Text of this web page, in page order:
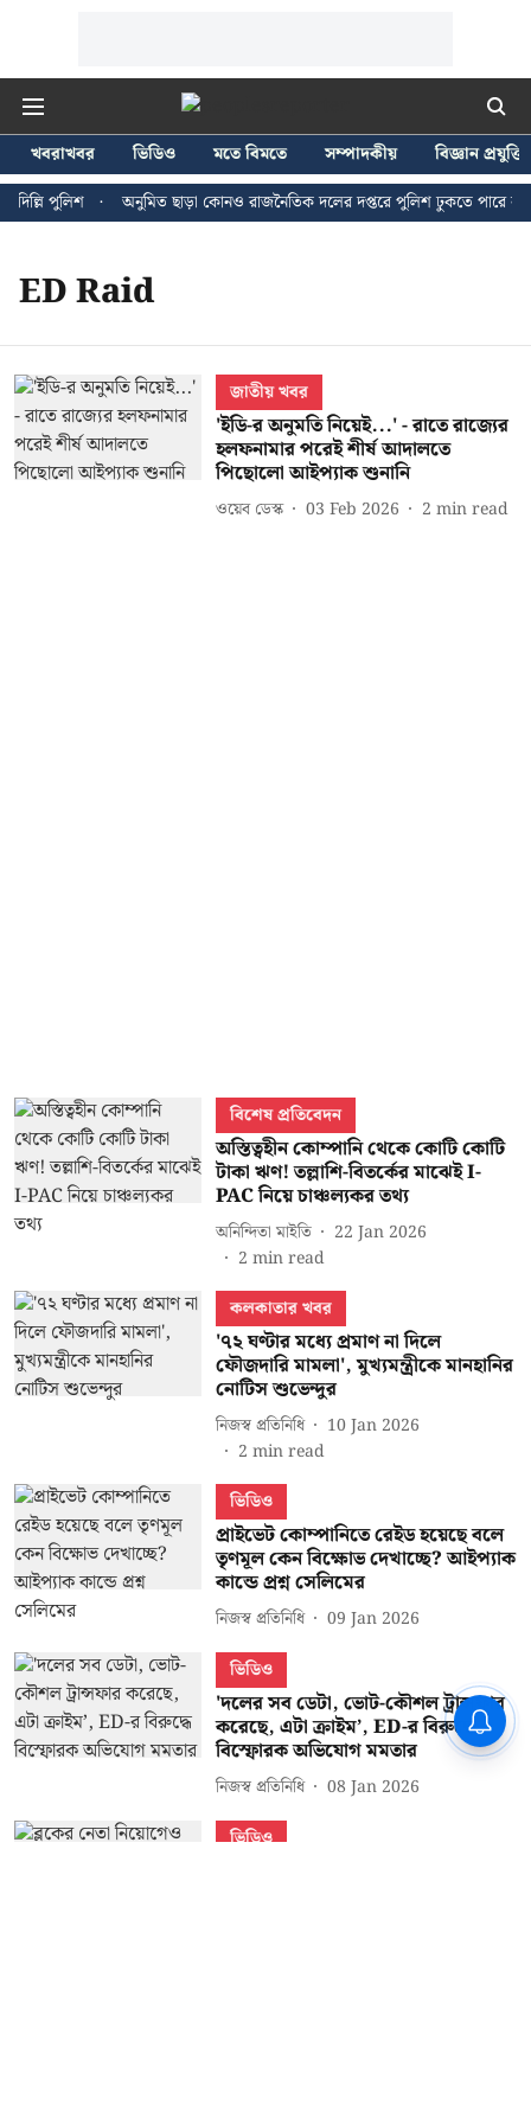
খবরাখবর ভিডিও মতে বিমতে সম্পাদকীয়
বিজ্ঞান প্রযুক্তি
পুলিশ
অনুমিত ছাড়া কোনও রাজনৈতিক দলের দপ্তরে পুলিশ ঢুকতে পারে না -
ED Raid
জাতীয় খবর
'ইডি-র অনুমতি নিয়েই...' - রাতে রাজ্যের
হলফনামার পরেই শীর্ষ আদালতে
পিছোলো আইপ্যাক শুনানি
ওয়েব ডেস্ক 03 Feb 2026 2 min read
বিশেষ প্রতিবেদন
অস্তিত্বহীন কোম্পানি থেকে কোটি কোটি
টাকা ঋণ! তল্লাশি-বিতর্কের মাঝেই I-
PAC নিয়ে চাঞ্চল্যকর তথ্য
অনিন্দিতা মাইতি
22 Jan 2026
2 min read
কলকাতার খবর
'৭২ ঘণ্টার মধ্যে প্রমাণ না দিলে
ফৌজদারি মামলা', মুখ্যমন্ত্রীকে মানহানির
নোটিস শুভেন্দুর
নিজস্ব প্রতিনিধি
10 Jan 2026
2 min read
ভিডিও
প্রাইভেট কোম্পানিতে রেইড হয়েছে বলে
তৃণমূল কেন বিক্ষোভ দেখাচ্ছে? আইপ্যাক
কান্ডে প্রশ্ন সেলিমের
নিজস্ব প্রতিনিধি
09 Jan 2026
ভিডিও
'দলের সব ডেটা, ভোট-কৌশল ট্রান্সফার
করেছে, এটা ক্রাইম’, ED-র বিরুদ্ধে
বিস্ফোরক অভিযোগ মমতার
নিজস্ব প্রতিনিধি
08 Jan 2026
ভিডিও